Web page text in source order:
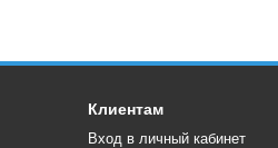
Клиентам
Вход в личный кабинет